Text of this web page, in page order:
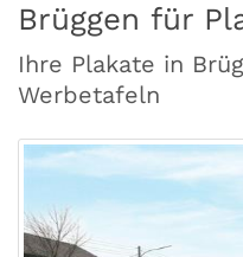
Brüggen für
Ihre Plakate in
Werbetafeln